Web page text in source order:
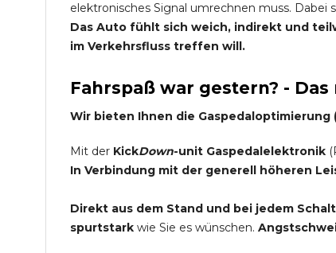
elektronisches Signal umrechnen muss.
Das Auto fühlt sich weich, indirekt und
im Verkehrsfluss treffen will.
Fahrspaß war gestern? -
Wir bieten Ihnen die Gaspedaloptimierung
Mit der KickDown-unit Gaspedalelektronik
In Verbindung mit der generell höheren
Direkt aus dem Stand und bei jedem
spurtstark wie Sie es wünschen.